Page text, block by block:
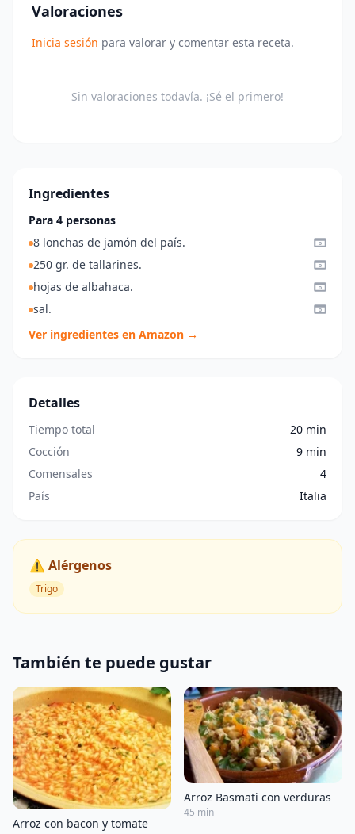
Valoraciones
Inicia sesión para valorar y comentar esta receta.
Sin valoraciones todavía. ¡Sé el primero!
Ingredientes
Para 4 personas
8 lonchas de jamón del país.
250 gr. de tallarines.
hojas de albahaca.
sal.
Ver ingredientes en Amazon →
Detalles
Tiempo total
20 min
Cocción
9 min
Comensales
4
País
Italia
⚠️ Alérgenos
Trigo
También te puede gustar
Arroz con bacon y tomate
Arroz Basmati con verduras
45 min